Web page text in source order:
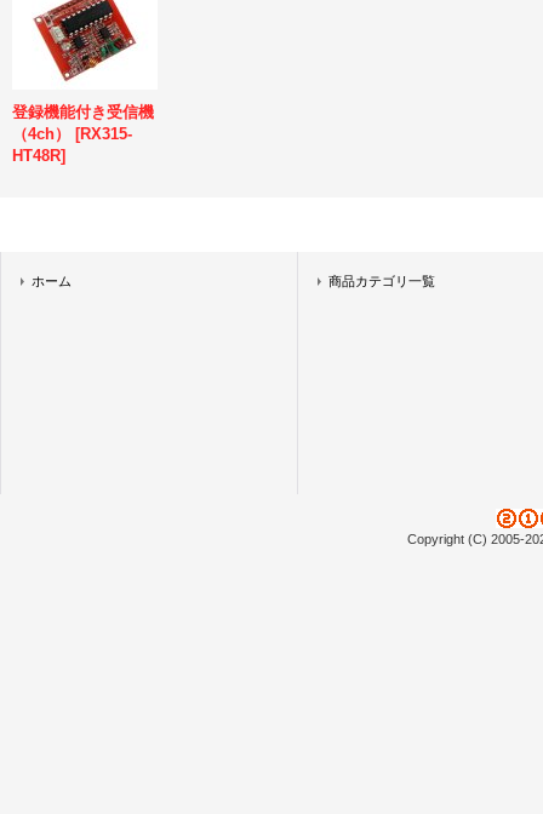
登録機能付き受信機
（4ch）
[RX315-
HT48R]
ホーム 商品カテゴリ一覧
Copyright (C) 2005-